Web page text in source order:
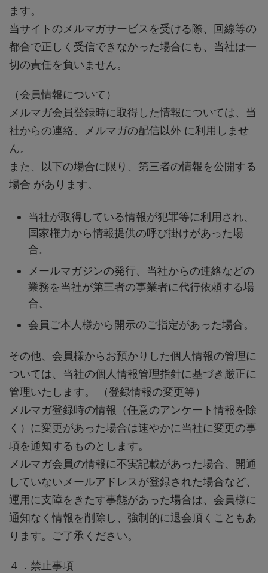
ます。
当サイトのメルマガサービスを受ける際、回線等の
都合で正しく受信できなかった場合にも、当社は一
切の責任を負いません。
（会員情報について）
メルマガ会員登録時に取得した情報については、当
社からの連絡、メルマガの配信以外 に利用しませ
ん。
また、以下の場合に限り、第三者の情報を公開する
場合 があります。
当社が取得している情報が犯罪等に利用され、
国家権力から情報提供の呼び掛けがあった場
合。
メールマガジンの発行、当社からの連絡などの
業務を当社が第三者の事業者に代行依頼する場
合。
会員ご本人様から開示のご指定があった場合。
その他、会員様からお預かりした個人情報の管理に
ついては、当社の個人情報管理指針に基づき厳正に
管理いたします。
（登録情報の変更等）
メルマガ登録時の情報（任意のアンケート情報を除
く）に変更があった場合は速やかに当社に変更の事
項を通知するものとします。
メルマガ会員の情報に不実記載があった場合、開通
していないメールアドレスが登録された場合など、
運用に支障をきたす事態があった場合は、会員様に
通知なく情報を削除し、強制的に退会頂くこともあ
ります。ご了承ください。
４．禁止事項